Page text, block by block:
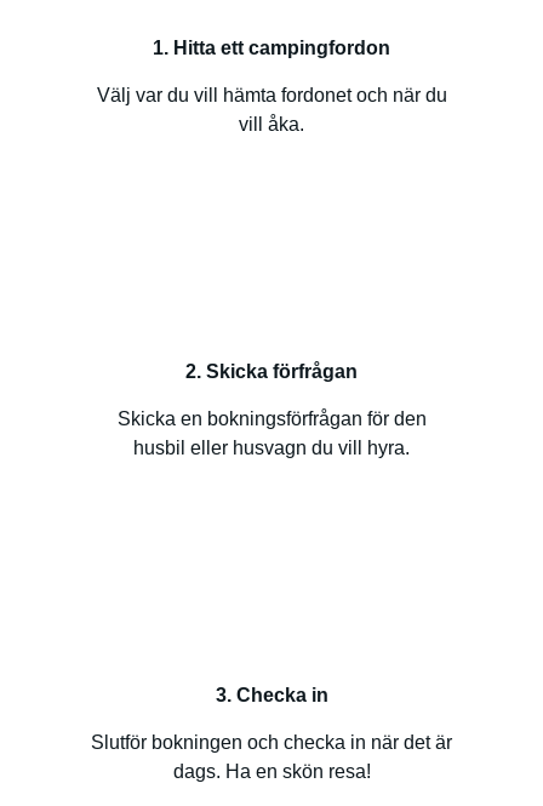
1. Hitta ett campingfordon
Välj var du vill hämta fordonet och när du
vill åka.
2. Skicka förfrågan
Skicka en bokningsförfrågan för den
husbil eller husvagn du vill hyra.
3. Checka in
Slutför bokningen och checka in när det är
dags. Ha en skön resa!